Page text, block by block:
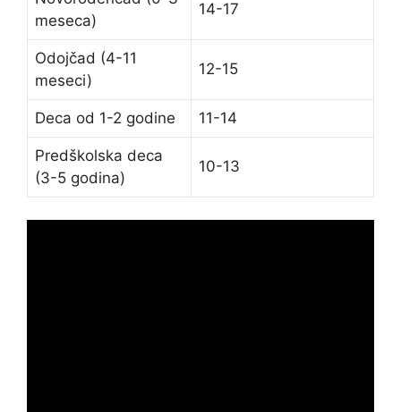
meseca)
14-17
Odojčad (4-11
meseci)
12-15
Deca od 1-2 godine 11-14
Predškolska deca
(3-5 godina)
10-13